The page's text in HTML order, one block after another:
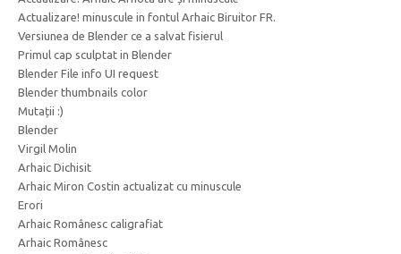
Actualizare! minuscule in fontul Arhaic Biruitor FR.
Versiunea de Blender ce a salvat fisierul
Primul cap sculptat in Blender
Blender File info UI request
Blender thumbnails color
Mutații :)
Blender
Virgil Molin
Arhaic Dichisit
Arhaic Miron Costin actualizat cu minuscule
Erori
Arhaic Românesc caligrafiat
Arhaic Românesc